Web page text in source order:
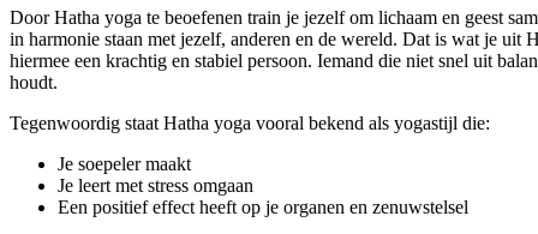
Door Hatha yoga te beoefenen train je jezelf om lichaam en geest
in harmonie staan met jezelf, anderen en de wereld. Dat is wat je uit
hiermee een krachtig en stabiel persoon. Iemand die niet snel uit
houdt.
Tegenwoordig staat Hatha yoga vooral bekend als yogastijl die:
Je soepeler maakt
Je leert met stress omgaan
Een positief effect heeft op je organen en zenuwstelsel